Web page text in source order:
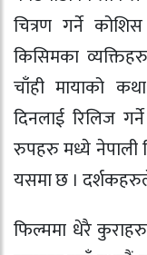
चित्रण गर्ने
किसिमका
चाँही मायाको
दिनलाई रिलिज
रुपहरु मध्ये नेपाली
यसमा छ ।
फिल्ममा धेरै